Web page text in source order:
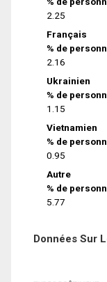
2.25
Français
% de
2.16
Ukrainien
% de
1.15
Vietnamien
% de
0.95
Autre
% de
5.77
Données Sur